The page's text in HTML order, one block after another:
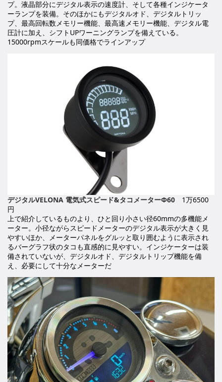
プ。液晶部分にデジタル表示の速度計、そして各種インジケータ
ーランプを装備。そのほかにもデジタルオド、デジタルトリッ
プ、最高回転数メモリー機能、最高速メモリー機能、デジタル電
圧計に加え、シフトUPワーニングランプを備えている。
15000rpmスケールも同価格でラインアップ
デジタルVELONA 電気式スピード&タコメーターΦ60 1万6500
円
上で紹介しているものより、ひと回り小さい径60mmの多機能メ
ーター。小径ながらスピードメーターのデジタル表示が大きく見
やすいほか、メーターパネルをグルッと取り囲むように表示され
るバーグラフ状のタコも直感的に見やすい。インジケーターは装
備されていないが、デジタルオド、デジタルトリップ機能を備
え、必要にして十分なメーターだ